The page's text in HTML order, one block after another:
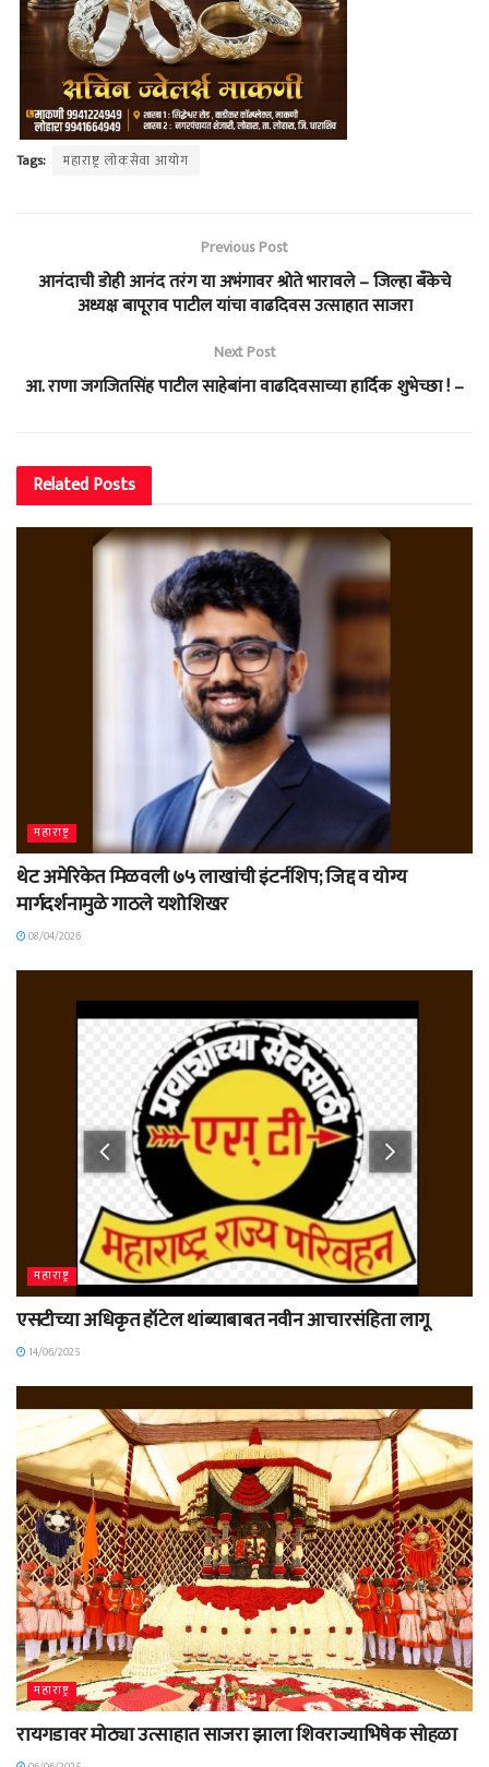
Tags: महाराष्ट्र लोकसेवा आयोग
Previous Post
आनंदाची डोही आनंद तरंग या अभंगावर श्रोते भारावले – जिल्हा बँकेचे
अध्यक्ष बापूराव पाटील यांचा वाढदिवस उत्साहात साजरा
Next Post
आ. राणा जगजितसिंह पाटील साहेबांना वाढदिवसाच्या हार्दिक शुभेच्छा ! –
RelatedPosts
महाराष्ट्र
थेट अमेरिकेत मिळवली ७५ लाखांची इंटर्नशिप; जिद्द व योग्य
मार्गदर्शनामुळे गाठले यशोशिखर
08/04/2026
महाराष्ट्र
एसटीच्या अधिकृत हॉटेल थांब्याबाबत नवीन आचारसंहिता लागू
14/06/2025
महाराष्ट्र
रायगडावर मोठ्या उत्साहात साजरा झाला शिवराज्याभिषेक सोहळा